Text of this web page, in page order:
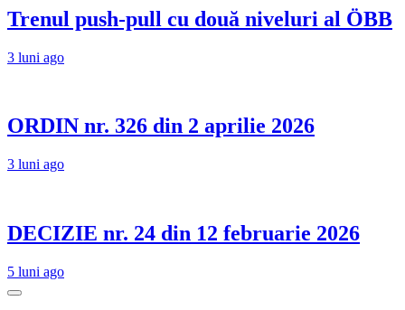
Trenul push-pull cu două niveluri al ÖBB
3 luni ago
ORDIN nr. 326 din 2 aprilie 2026
3 luni ago
DECIZIE nr. 24 din 12 februarie 2026
5 luni ago